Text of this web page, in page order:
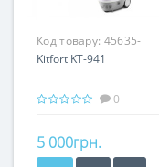
Код товару: 45635-
Kitfort KT-941
0
5 000грн.